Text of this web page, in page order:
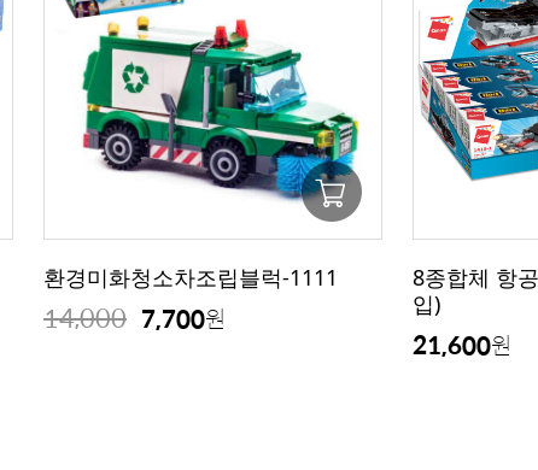
환경미화청소차조립블럭-1111
14,000 7,700원
8종합체 항
입)
21,600원